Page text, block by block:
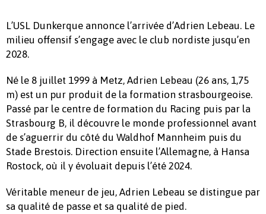
L’USL Dunkerque annonce l’arrivée d’Adrien Lebeau. Le
milieu offensif s’engage avec le club nordiste jusqu’en
2028.
Né le 8 juillet 1999 à Metz, Adrien Lebeau (26 ans, 1,75
m) est un pur produit de la formation strasbourgeoise.
Passé par le centre de formation du Racing puis par la
Strasbourg B, il découvre le monde professionnel avant
de s’aguerrir du côté du Waldhof Mannheim puis du
Stade Brestois. Direction ensuite l’Allemagne, à Hansa
Rostock, où il y évoluait depuis l’été 2024.
Véritable meneur de jeu, Adrien Lebeau se distingue par
sa qualité de passe et sa qualité de pied.